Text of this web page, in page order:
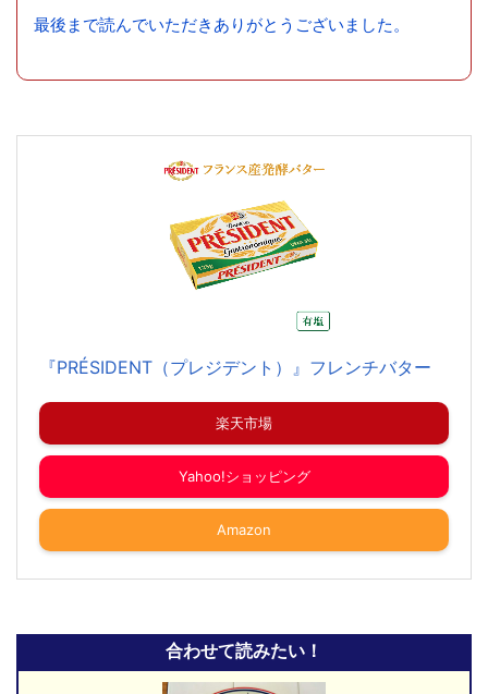
最後まで読んでいただきありがとうございました。
『PRÉSIDENT（プレジデント）』フレンチバター
楽天市場
Yahoo!ショッピング
Amazon
合わせて読みたい！